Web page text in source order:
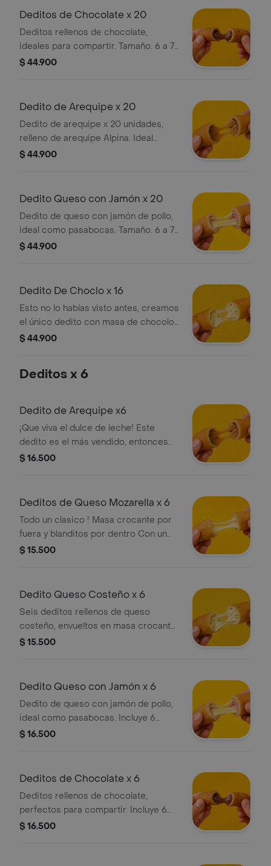
Deditos de Chocolate x 20
Deditos rellenos de chocolate,
ideales para compartir. Tamaño: 6 a 7
cm. Presentación de 20 unidades.
$ 44.900
Dedito de Arequipe x 20
Dedito de arequipe x 20 unidades,
relleno de arequipe Alpina. Ideal
como pasabocas tipo cóctel. Tamaño:
$ 44.900
Dedito Queso con Jamón x 20
Dedito de queso con jamón de pollo,
ideal como pasabocas. Tamaño: 6 a 7
cm. Presentación de 20 unidades.
$ 44.900
Dedito De Choclo x 16
Esto no lo habías visto antes, creamos
el único dedito con masa de chocolo
y no nos decidimos con cual queso
el queso costeño, creando una
coctel ideal para reuniones o para
saciar ese antojito (6 a 7 cm)
$ 44.900
Deditos x 6
Dedito de Arequipe x6
¡Que viva el dulce de leche! Este
dedito es el más vendido, entonces
nos aliamos con los mejores por eso
reuniones o para saciar ese antojito
$ 16.500
Deditos de Queso Mozarella x 6
Todo un clasico ! Masa crocante por
fuera y blanditos por dentro Con un
queso mozzarella que se estira
antojito (6 a 7 cm)
$ 15.500
Dedito Queso Costeño x 6
Seis deditos rellenos de queso
costeño, envueltos en masa crocante.
Perfectos como pasabocas.
$ 15.500
Dedito Queso con Jamón x 6
Dedito de queso con jamón de pollo,
ideal como pasabocas. Incluye 6
unidades de 6 a 7 cm cada una.
$ 16.500
Deditos de Chocolate x 6
Deditos rellenos de chocolate,
perfectos para compartir. Incluye 6
unidades de 6 a 7 cm cada una.
$ 16.500